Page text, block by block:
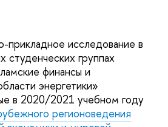
прикладное исследование в
студенческих группах
финансы и
энергетики»
в 2020/2021 учебном году
регионоведения